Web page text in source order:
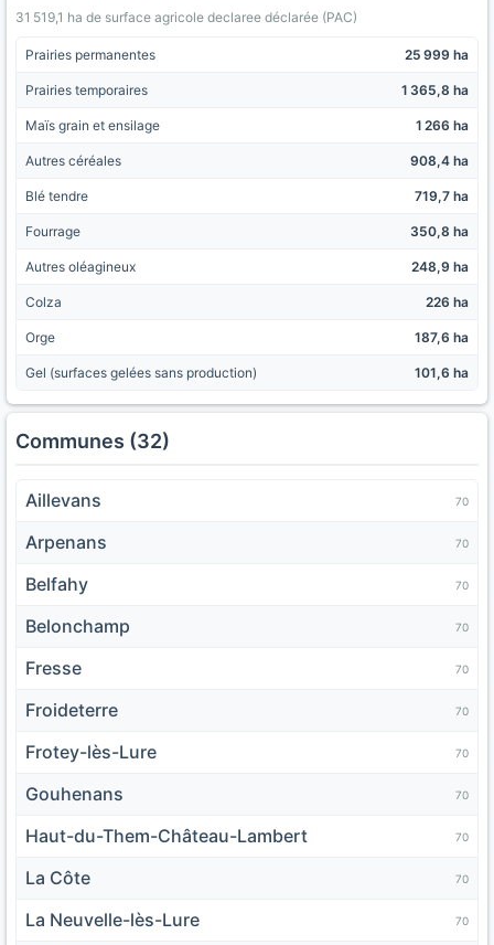
31 519,1 ha de surface agricole declaree déclarée (PAC)
Prairies permanentes 25 999 ha
Prairies temporaires 1 365,8 ha
Maïs grain et ensilage 1 266 ha
Autres céréales 908,4 ha
Blé tendre 719,7 ha
Fourrage 350,8 ha
Autres oléagineux 248,9 ha
Colza 226 ha
Orge 187,6 ha
Gel (surfaces gelées sans production) 101,6 ha
Communes (32)
Aillevans 70
Arpenans 70
Belfahy 70
Belonchamp 70
Fresse 70
Froideterre 70
Frotey-lès-Lure 70
Gouhenans 70
Haut-du-Them-Château-Lambert 70
La Côte 70
La Neuvelle-lès-Lure 70